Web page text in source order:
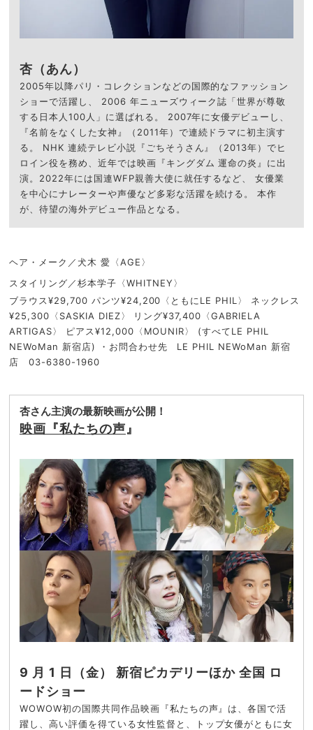
杏（あん）
2005年以降パリ・コレクションなどの国際的なファッション
ショーで活躍し、 2006 年ニューズウィーク誌「世界が尊敬
する日本人100人」に選ばれる。 2007年に女優デビューし、
『名前をなくした女神』（2011年）で連続ドラマに初主演す
る。 NHK 連続テレビ小説『ごちそうさん』（2013年）でヒ
ロイン役を務め、近年では映画『キングダム 運命の炎』に出
演。2022年には国連WFP親善大使に就任するなど、 女優業
を中心にナレーターや声優など多彩な活躍を続ける。 本作
が、待望の海外デビュー作品となる。
ヘア・メーク／犬木 愛〈AGE〉
スタイリング／杉本学子〈WHITNEY〉
ブラウス¥29,700 パンツ¥24,200〈ともにLE PHIL〉 ネックレス
¥25,300〈SASKIA DIEZ〉 リング¥37,400〈GABRIELA
ARTIGAS〉 ピアス¥12,000〈MOUNIR〉 (すべてLE PHIL
NEWoMan 新宿店) ・お問合わせ先 LE PHIL NEWoMan 新宿
店 03-6380-1960
杏さん主演の最新映画が公開！
映画『私たちの声』
9 月 1 日（金） 新宿ピカデリーほか 全国 ロ
ードショー
WOWOW初の国際共同作品映画『私たちの声』は、各国で活
躍し、高い評価を得ている女性監督と、トップ女優がともに女